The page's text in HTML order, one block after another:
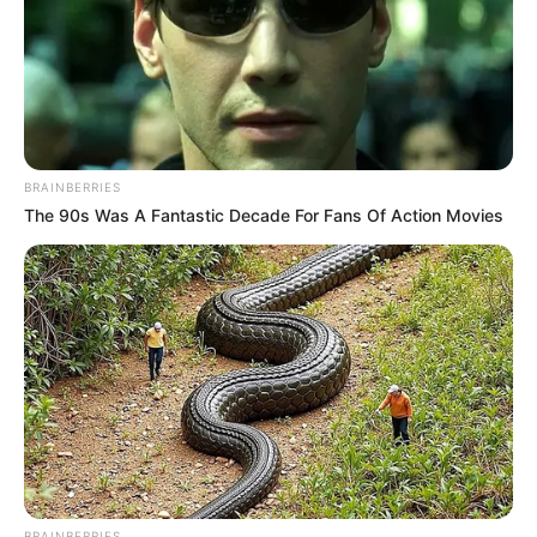
BRAINBERRIES
The 90s Was A Fantastic Decade For Fans Of Action Movies